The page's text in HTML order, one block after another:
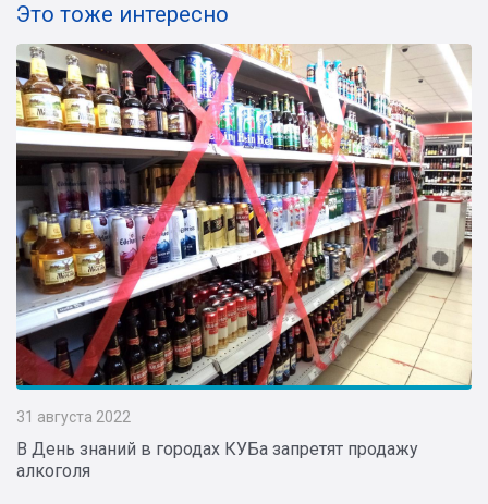
Это тоже интересно
31 августа 2022
В День знаний в городах КУБа запретят продажу
алкоголя